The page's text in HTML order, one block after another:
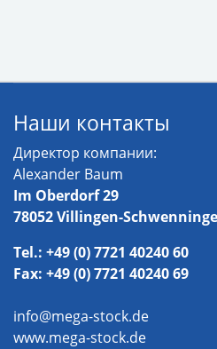
Наши контакты
Директор компании:
Alexander Baum
Im Oberdorf 29
78052 Villingen-
Tel.: +49 (0) 7721 40240 60
Fax: +49 (0) 7721 40240 69
info@mega-stock.de
www.mega-stock.de